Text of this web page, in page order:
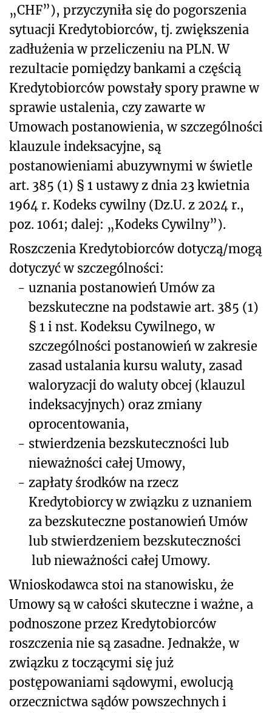
„CHF”), przyczyniła się do pogorszenia
sytuacji Kredytobiorców, tj. zwiększenia
zadłużenia w przeliczeniu na PLN. W
rezultacie pomiędzy bankami a częścią
Kredytobiorców powstały spory prawne w
sprawie ustalenia, czy zawarte w
Umowach postanowienia, w szczególności
klauzule indeksacyjne, są
postanowieniami abuzywnymi w świetle
art. 385 (1) § 1 ustawy z dnia 23 kwietnia
1964 r. Kodeks cywilny (Dz.U. z 2024 r.,
poz. 1061; dalej: „Kodeks Cywilny”).
Roszczenia Kredytobiorców dotyczą/mogą
dotyczyć w szczególności:
- uznania postanowień Umów za
bezskuteczne na podstawie art. 385 (1)
§ 1 i nst. Kodeksu Cywilnego, w
szczególności postanowień w zakresie
zasad ustalania kursu waluty, zasad
waloryzacji do waluty obcej (klauzul
indeksacyjnych) oraz zmiany
oprocentowania,
- stwierdzenia bezskuteczności lub
nieważności całej Umowy,
- zapłaty środków na rzecz
Kredytobiorcy w związku z uznaniem
za bezskuteczne postanowień Umów
lub stwierdzeniem bezskuteczności
lub nieważności całej Umowy.
Wnioskodawca stoi na stanowisku, że
Umowy są w całości skuteczne i ważne, a
podnoszone przez Kredytobiorców
roszczenia nie są zasadne. Jednakże, w
związku z toczącymi się już
postępowaniami sądowymi, ewolucją
orzecznictwa sądów powszechnych i